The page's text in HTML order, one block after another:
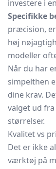
investere i
Specifikke
præcision,
høj
modeller
Når du har
simpelthen
dine krav.
valget ud
størrelser.
Kvalitet vs
Det er ikke
værktøj på